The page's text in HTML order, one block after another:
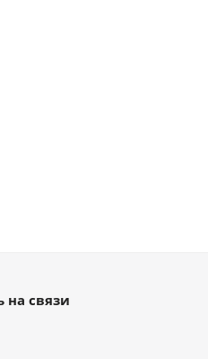
на связи